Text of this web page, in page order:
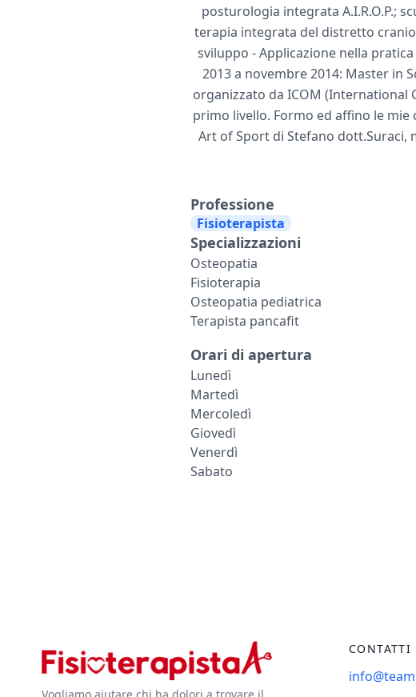
posturologia integrata A.I.R.O.P.;
terapia integrata del distretto
sviluppo - Applicazione nella pratica
2013 a novembre 2014: Master in
organizzato da ICOM (International
primo livello. Formo ed affino le mie
Art of Sport di Stefano dott.Suraci,
Professione
Fisioterapista
Specializzazioni
Osteopatia
Fisioterapia
Osteopatia pediatrica
Terapista pancafit
Orari di apertura
Lunedì
Martedì
Mercoledì
Giovedì
Venerdì
Sabato
CONTATTI